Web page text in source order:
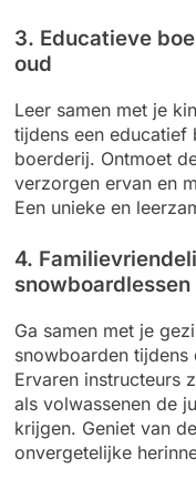
3. Educatieve
oud
Leer samen met je
tijdens een educatief
boerderij. Ontmoet
verzorgen ervan en
Een unieke en
4.
snowboardlessen
Ga samen met je
snowboarden tijdens
Ervaren instructeurs
als volwassenen de
krijgen. Geniet van
onvergetelijke